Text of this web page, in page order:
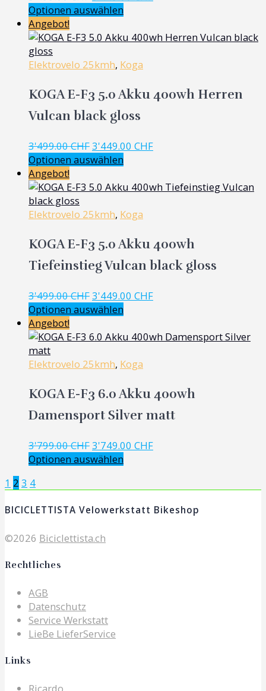
Preis
3'499.00 CHF3'449.00 CHF.
Optionen auswählen
Angebot!
Elektrovelo 25kmh, Koga
KOGA E-F3 5.0 Akku 400wh Herren
Vulcan black gloss
3'499.00CHFUrsprünglicher
Preis
3'499.00 CHF
3'449.00 CHFAktueller
3'449.00 CHF.
Optionen auswählen
Angebot!
Elektrovelo 25kmh, Koga
KOGA E-F3 5.0 Akku 400wh
Tiefeinstieg Vulcan black gloss
3'499.00CHFUrsprünglicher
Preis
3'499.00 CHF
3'449.00 CHFAktueller
3'449.00 CHF.
Optionen auswählen
Angebot!
Elektrovelo 25kmh, Koga
KOGA E-F3 6.0 Akku 400wh
Damensport Silver matt
3'799.00CHFUrsprünglicher
Preis
3'749.00 CHFAktueller
Optionen auswählen
Posts
navigation
Page
1 Page
2 Page
3 Page
4
BICICLETTISTA Velowerkstatt Bikeshop
©2026 Biciclettista.ch
Rechtliches
AGB
Datenschutz
Service Werkstatt
LieBe LieferService
Links
Ricardo